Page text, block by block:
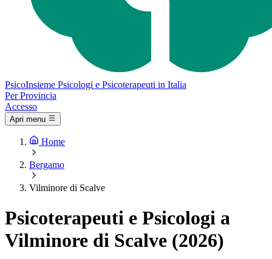
PsicoInsieme Psicologi e Psicoterapeuti in Italia
Per Provincia
Accesso
Apri menu
Home
Bergamo
Vilminore di Scalve
Psicoterapeuti e Psicologi a
Vilminore di Scalve (2026)